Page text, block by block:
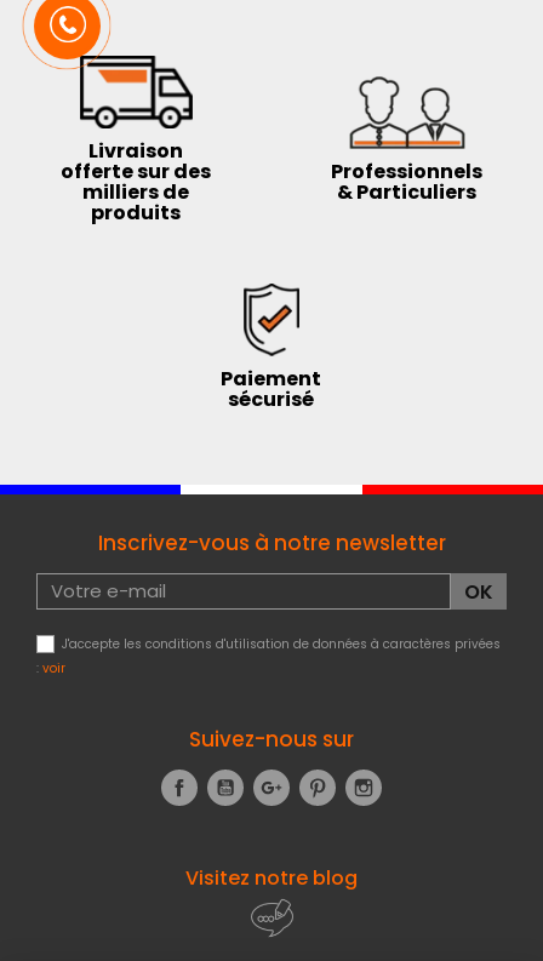
Livraison
offerte sur des
milliers de
produits
Professionnels
& Particuliers
Paiement
sécurisé
Inscrivez-vous à notre newsletter
J'accepte les conditions d'utilisation de données à caractères privées
: voir
Suivez-nous sur
FacebookYouTubeGoogle+Pinterest
Visitez notre blog